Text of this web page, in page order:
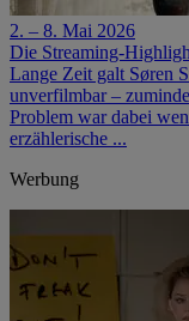
2. – 8. Mai 2026
Die Streaming-
Lange Zeit galt Søren
unverfilmbar –
Problem war dabei
erzählerische ...
Werbung